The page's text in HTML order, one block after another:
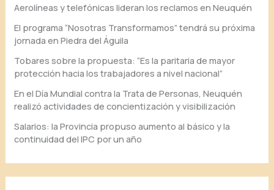
Aerolíneas y telefónicas lideran los reclamos en Neuquén
El programa “Nosotras Transformamos” tendrá su próxima
jornada en Piedra del Águila
Tobares sobre la propuesta: “Es la paritaria de mayor
protección hacia los trabajadores a nivel nacional”
En el Día Mundial contra la Trata de Personas, Neuquén
realizó actividades de concientización y visibilización
Salarios: la Provincia propuso aumento al básico y la
continuidad del IPC por un año